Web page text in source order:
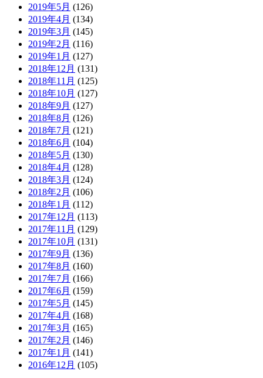
2019年5月 (126)
2019年4月 (134)
2019年3月 (145)
2019年2月 (116)
2019年1月 (127)
2018年12月 (131)
2018年11月 (125)
2018年10月 (127)
2018年9月 (127)
2018年8月 (126)
2018年7月 (121)
2018年6月 (104)
2018年5月 (130)
2018年4月 (128)
2018年3月 (124)
2018年2月 (106)
2018年1月 (112)
2017年12月 (113)
2017年11月 (129)
2017年10月 (131)
2017年9月 (136)
2017年8月 (160)
2017年7月 (166)
2017年6月 (159)
2017年5月 (145)
2017年4月 (168)
2017年3月 (165)
2017年2月 (146)
2017年1月 (141)
2016年12月 (105)